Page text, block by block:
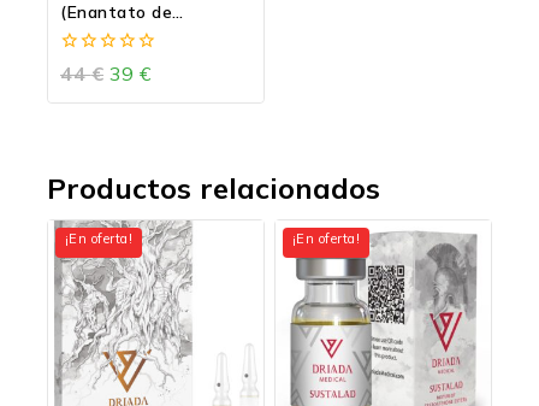
(Enantato de
testosterona)
0
de
5
44€ 39 €
Productos relacionados
¡En oferta! ¡En oferta!